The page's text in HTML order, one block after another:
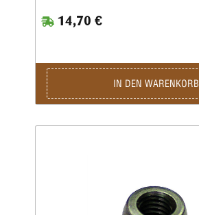
14,70 €
IN DEN WARENKORB